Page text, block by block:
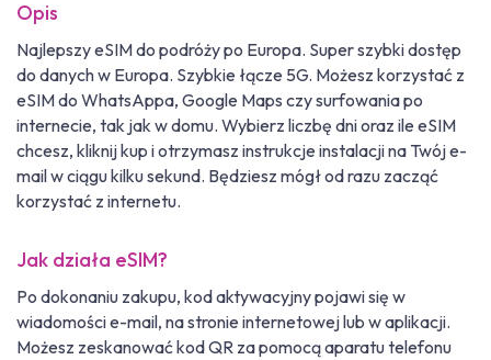
Opis
Najlepszy eSIM do podróży po Europa. Super szybki dostęp
do danych w Europa. Szybkie łącze 5G. Możesz korzystać z
eSIM do WhatsAppa, Google Maps czy surfowania po
internecie, tak jak w domu. Wybierz liczbę dni oraz ile eSIM
chcesz, kliknij kup i otrzymasz instrukcje instalacji na Twój e-
mail w ciągu kilku sekund. Będziesz mógł od razu zacząć
korzystać z internetu.
Jak działa eSIM?
Po dokonaniu zakupu, kod aktywacyjny pojawi się w
wiadomości e-mail, na stronie internetowej lub w aplikacji.
Możesz zeskanować kod QR za pomocą aparatu telefonu